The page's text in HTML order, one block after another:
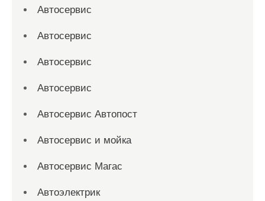
Автосервис
Автосервис
Автосервис
Автосервис
Автосервис Автопост
Автосервис и мойка
Автосервис Магас
Автоэлектрик